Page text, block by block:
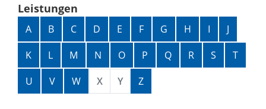
Leistungen
Alphabetisches Register überspringen
A B C D E F G H I
J
K
L M N O P Q R S
T
U
V W X Y Z